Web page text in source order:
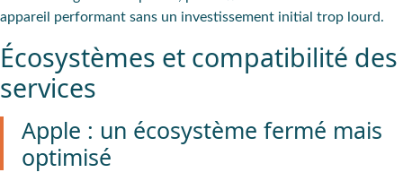
appareil performant sans un investissement initial trop lourd.
Écosystèmes et compatibilité des
services
Apple : un écosystème fermé mais
optimisé